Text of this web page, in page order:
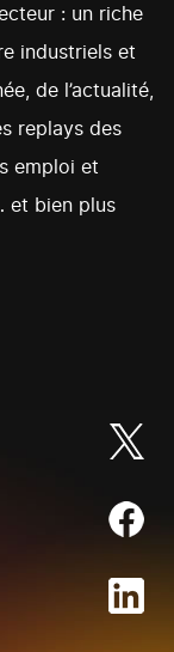
: un riche
industriels et
de l’actualité,
replays des
emploi et
et bien plus